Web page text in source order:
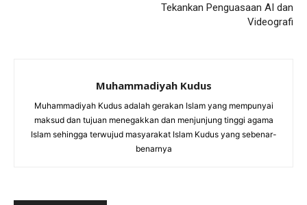
Tekankan Penguasaan AI dan
Videografi
Muhammadiyah Kudus
Muhammadiyah Kudus adalah gerakan Islam yang mempunyai
maksud dan tujuan menegakkan dan menjunjung tinggi agama
Islam sehingga terwujud masyarakat Islam Kudus yang sebenar-
benarnya